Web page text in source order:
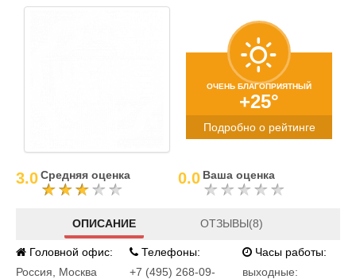
ОЧЕНЬ БЛАГОПРИЯТНЫЙ
+25°
Подробно о рейтинге
3.0Средняя оценка 0.0 Ваша оценка
ОПИСАНИЕ ОТЗЫВЫ(8)
Головной офис:
Россия
Москва
Телефоны:
+7 (495) 268-09-
Часы работы:
выходные: